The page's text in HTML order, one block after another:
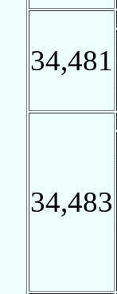
34,481
34,483